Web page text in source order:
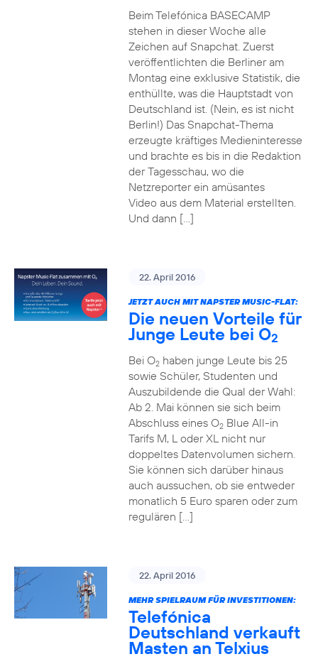
Beim Telefónica BASECAMP
stehen in dieser Woche alle
Zeichen auf Snapchat. Zuerst
veröffentlichten die Berliner am
Montag eine exklusive Statistik, die
enthüllte, was die Hauptstadt von
Deutschland ist. (Nein, es ist nicht
Berlin!) Das Snapchat-Thema
erzeugte kräftiges Medieninteresse
und brachte es bis in die Redaktion
der Tagesschau, wo die
Netzreporter ein amüsantes
Video aus dem Material erstellten.
Und dann […]
22. April 2016
JETZT AUCH MIT NAPSTER MUSIC-FLAT:
Die neuen Vorteile für
Junge Leute bei O2
Bei O2haben junge Leute bis 25
sowie Schüler, Studenten und
Auszubildende die Qual der Wahl:
Ab 2. Mai können sie sich beim
Abschluss eines O2Blue All-in
Tarifs M, L oder XL nicht nur
doppeltes Datenvolumen sichern.
Sie können sich darüber hinaus
auch aussuchen, ob sie entweder
monatlich 5 Euro sparen oder zum
regulären […]
22. April 2016
MEHR SPIELRAUM FÜR INVESTITIONEN:
Telefónica
Deutschland verkauft
Masten an Telxius